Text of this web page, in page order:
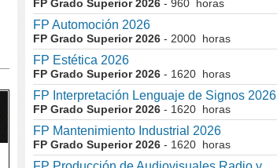
FP Grado Superior 2026 - 960 horas
FP Automoción 2026
FP Grado Superior 2026 - 2000 horas
FP Estética 2026
FP Grado Superior 2026 - 1620 horas
FP Interpretación Lenguaje de Signos 2026
FP Grado Superior 2026 - 1620 horas
FP Mantenimiento Industrial 2026
FP Grado Superior 2026 - 1620 horas